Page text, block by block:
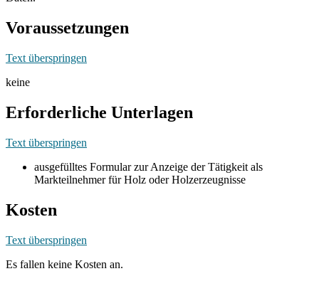
Voraussetzungen
Text überspringen
keine
Erforderliche Unterlagen
Text überspringen
ausgefülltes Formular zur Anzeige der Tätigkeit als
Markteilnehmer für Holz oder Holzerzeugnisse
Kosten
Text überspringen
Es fallen keine Kosten an.